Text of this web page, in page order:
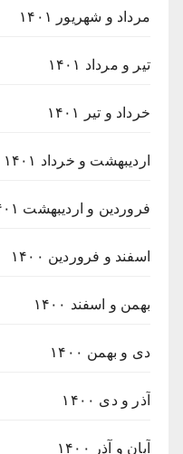
مرداد و شهریور ۱۴۰۱
تیر و مرداد ۱۴۰۱
خرداد و تیر ۱۴۰۱
اردیبهشت و خرداد ۱۴۰۱
فروردین و اردیبهشت ۱۴۰۱
اسفند و فروردین ۱۴۰۰
بهمن و اسفند ۱۴۰۰
دی و بهمن ۱۴۰۰
آذر و دی ۱۴۰۰
آبان و آذر ۱۴۰۰